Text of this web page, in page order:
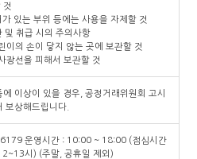
것
가 있는 부위 등에는 사용을 자제할 것
및 취급 시의 주의사항
이의 손이 닿지 않는 곳에 보관할 것
광선을 피해서 보관할 것
에 이상이 있을 경우, 공정거래위원회 고시
보상해드립니다.
운영시간 : 10:00 ~ 18:00 (점심시간
시) (주말, 공휴일 제외)